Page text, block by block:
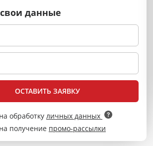
данные
ОСТАВИТЬ ЗАЯВКУ
обработку личных данных
получение промо-рассылки